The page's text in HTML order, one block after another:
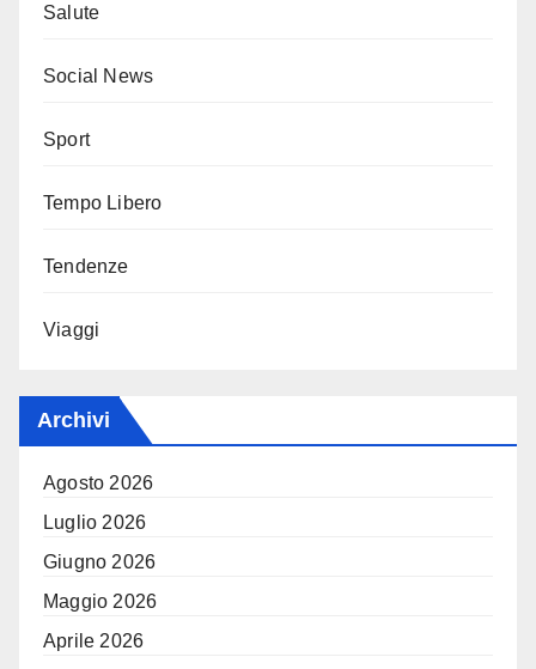
Salute
Social News
Sport
Tempo Libero
Tendenze
Viaggi
Archivi
Agosto 2026
Luglio 2026
Giugno 2026
Maggio 2026
Aprile 2026